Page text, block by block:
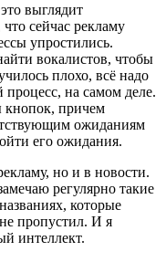
выглядит
сейчас рекламу
упростились.
вокалистов, чтобы
плохо, всё надо
на самом деле.
кнопок, причем
ожиданиям
его ожидания.
но и в новости.
регулярно такие
которые
пропустил. И я
интеллект.